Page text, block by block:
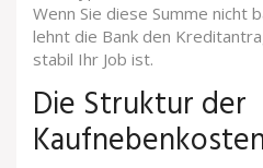
Wenn Sie diese Summe nicht
lehnt die Bank den
stabil Ihr Job ist.
Die Struktur der